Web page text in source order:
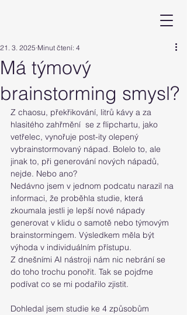
Má týmový
brainstorming smysl?
21. 3. 2025 Minut čtení: 4
Z chaosu, překřikování, litrů kávy a za
hlasitého zahřmění  se z flipchartu, jako
vetřelec, vynořuje post-ity olepený
vybrainstormovaný nápad. Bolelo to, ale
jinak to, při generování nových nápadů,
nejde. Nebo ano?
Nedávno jsem v jednom podcatu narazil na
informaci, že proběhla studie, která
zkoumala jestli je lepší nové nápady
generovat v klidu o samotě nebo týmovým
brainstormingem. Výsledkem měla být
výhoda v individuálním přístupu.
Z dnešními AI nástroji nám nic nebrání se
do toho trochu ponořit. Tak se pojďme
podívat co se mi podařilo zjistit.
Dohledal jsem studie ke 4 způsobům